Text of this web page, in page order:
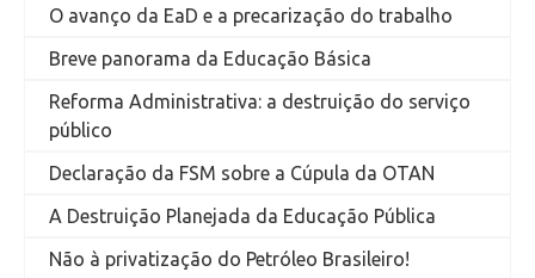
O avanço da EaD e a precarização do trabalho
Breve panorama da Educação Básica
Reforma Administrativa: a destruição do serviço
público
Declaração da FSM sobre a Cúpula da OTAN
A Destruição Planejada da Educação Pública
Não à privatização do Petróleo Brasileiro!